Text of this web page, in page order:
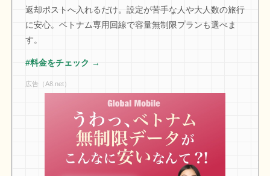
返却ポストへ入れるだけ。設定が苦手な人や大人数の旅行
に安心。ベトナム専用回線で容量無制限プランも選べま
す。
#料金をチェック →
広告（A8.net）